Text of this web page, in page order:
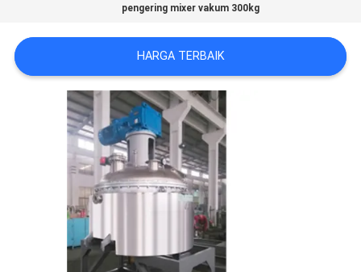
PRIVACY
POLICY
pengering mixer vakum 300kg
HARGA TERBAIK